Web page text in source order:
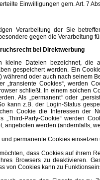
Einwilligungen gem. Art. 7
Verarbeitung der Sie
gegen die Verarbeitung
bei Direktwerbung
kleine Dateien bezeichnet,
gespeichert werden. Ein
während oder auch nach seinem
„transiente Cookies“, werden
schließt. In einem solchen
Als „permanent“ oder
kann z.B. der Login-Status
Cookie die Interessen der
„Third-Party-Cookie“ werden
angeboten werden (andernfalls,
permanente Cookies
dass Cookies auf ihrem
Browsers zu deaktivieren.
von Cookies kann zu